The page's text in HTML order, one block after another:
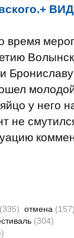
время
Брониславу
у него
не
(335) отмена (157)
(304)